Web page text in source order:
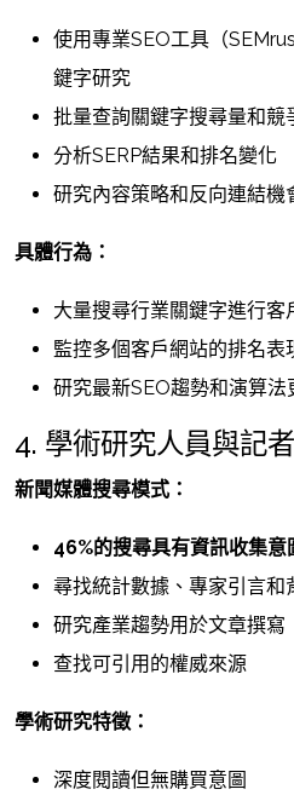
使用專業SEO工具（
鍵字研究
批量查詢關鍵字搜尋量和競
分析SERP結果和排名變化
研究內容策略和反向連結機
具體行為：
大量搜尋行業關鍵字進行客
監控多個客戶網站的排名表
研究最新SEO趨勢和演算法
4. 學術研究人員與記者
新聞媒體搜尋模式：
46%的搜尋具有資訊收集意
尋找統計數據、專家引言和
研究產業趨勢用於文章撰寫
查找可引用的權威來源
學術研究特徵：
深度閱讀但無購買意圖